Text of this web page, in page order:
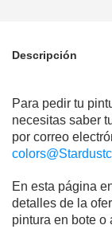
Descripción
Para pedir tu
necesitas saber
por correo
En esta página
detalles de la
pintura en bote o